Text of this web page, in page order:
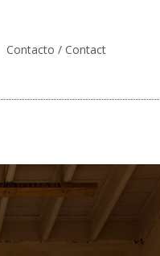
Contacto / Contact